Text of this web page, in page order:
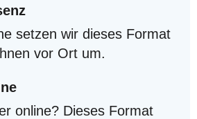
setzen wir dieses Format
vor Ort um.
online? Dieses Format